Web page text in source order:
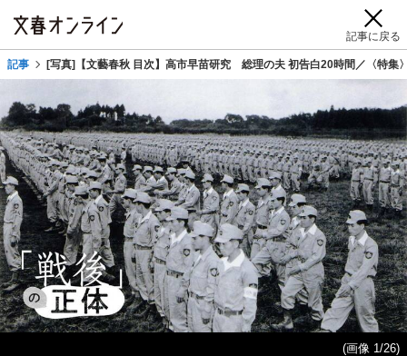
記事に戻る
記事 [写真]【文藝春秋 目次】高市早苗研究 総理の夫 初告白20時間／〈特集
(画像 1/26)